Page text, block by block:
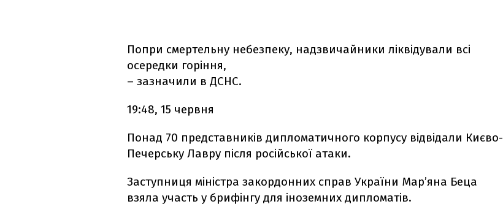
Попри смертельну небезпеку, надзвичайники ліквідували всі
осередки горіння,
– зазначили в ДСНС.
19:48, 15 червня
Понад 70 представників дипломатичного корпусу відвідали Києво-
Печерську Лавру після російської атаки.
Заступниця міністра закордонних справ України Мар’яна Беца
взяла участь у брифінгу для іноземних дипломатів.